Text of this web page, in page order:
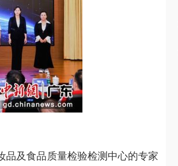
及食品质量检验检测中心的专家